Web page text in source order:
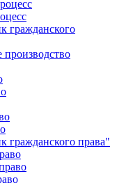
гражданского
гражданского права"